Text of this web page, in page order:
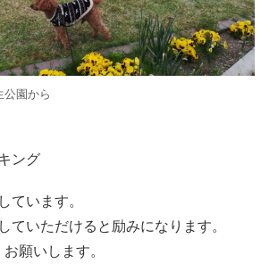
公園から
ング
ています。
ていただけると励みになります。
いします。